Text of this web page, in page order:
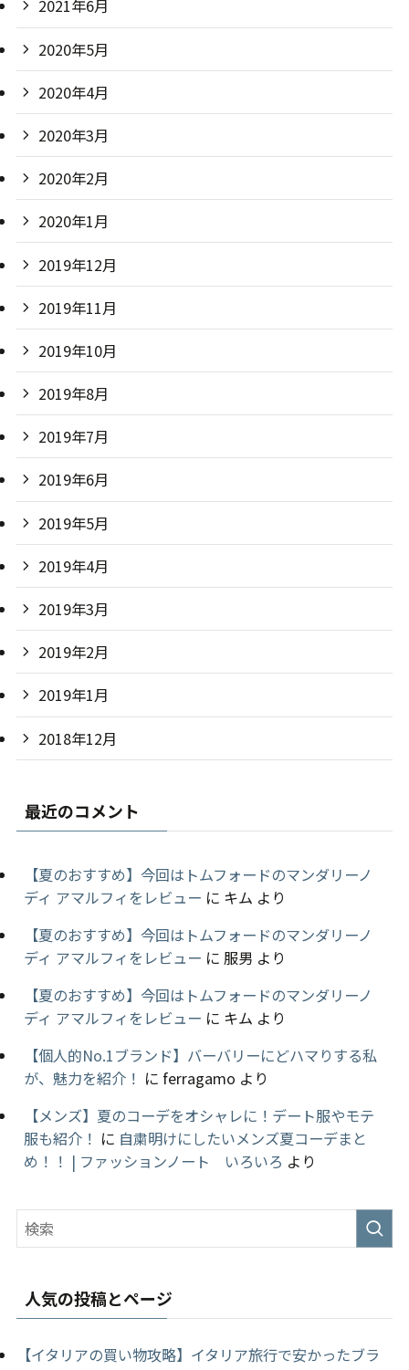
2021年6月
2020年5月
2020年4月
2020年3月
2020年2月
2020年1月
2019年12月
2019年11月
2019年10月
2019年8月
2019年7月
2019年6月
2019年5月
2019年4月
2019年3月
2019年2月
2019年1月
2018年12月
最近のコメント
【夏のおすすめ】今回はトムフォードのマンダリーノ
ディ アマルフィをレビュー に キム より
【夏のおすすめ】今回はトムフォードのマンダリーノ
ディ アマルフィをレビュー に 服男 より
【夏のおすすめ】今回はトムフォードのマンダリーノ
ディ アマルフィをレビュー に キム より
【個人的No.1ブランド】バーバリーにどハマりする私
が、魅力を紹介！ に ferragamo より
【メンズ】夏のコーデをオシャレに！デート服やモテ
服も紹介！ に 自粛明けにしたいメンズ夏コーデまと
め！！ | ファッションノート いろいろ より
人気の投稿とページ
【イタリアの買い物攻略】イタリア旅行で安かったブラ